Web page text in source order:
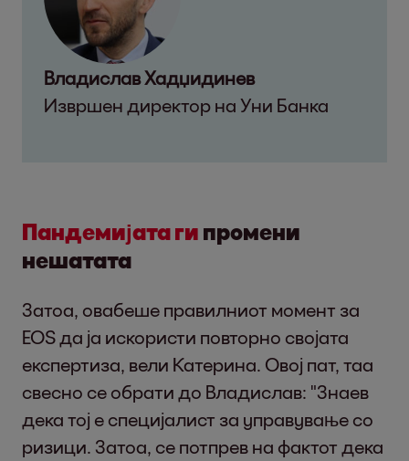
Владислав Хадџидинев
Извршен директор на Уни Банка
Пандемијата ги промени
нешатата
Затоа, овабеше правилниот момент за
EOS да ја искористи повторно својата
експертиза, вели Катерина. Овој пат, таа
свесно се обрати до Владислав: "Знаев
дека тој е специјалист за управување со
ризици. Затоа, се потпрев на фактот дека